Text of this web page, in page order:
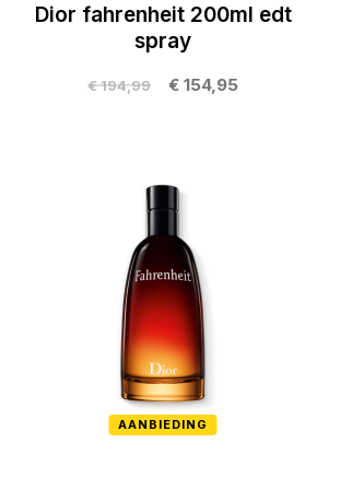
Dior fahrenheit 200ml edt
spray
€ 154,95
€ 194,99
AANBIEDING